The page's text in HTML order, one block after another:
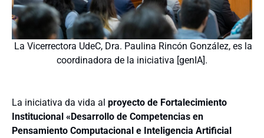
La Vicerrectora UdeC, Dra. Paulina Rincón González, es la
coordinadora de la iniciativa [genIA].
La iniciativa da vida al proyecto de Fortalecimiento
Institucional «Desarrollo de Competencias en
Pensamiento Computacional e Inteligencia Artificial